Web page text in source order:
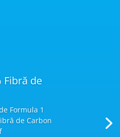
Fibră de
Formula 1
de Carbon